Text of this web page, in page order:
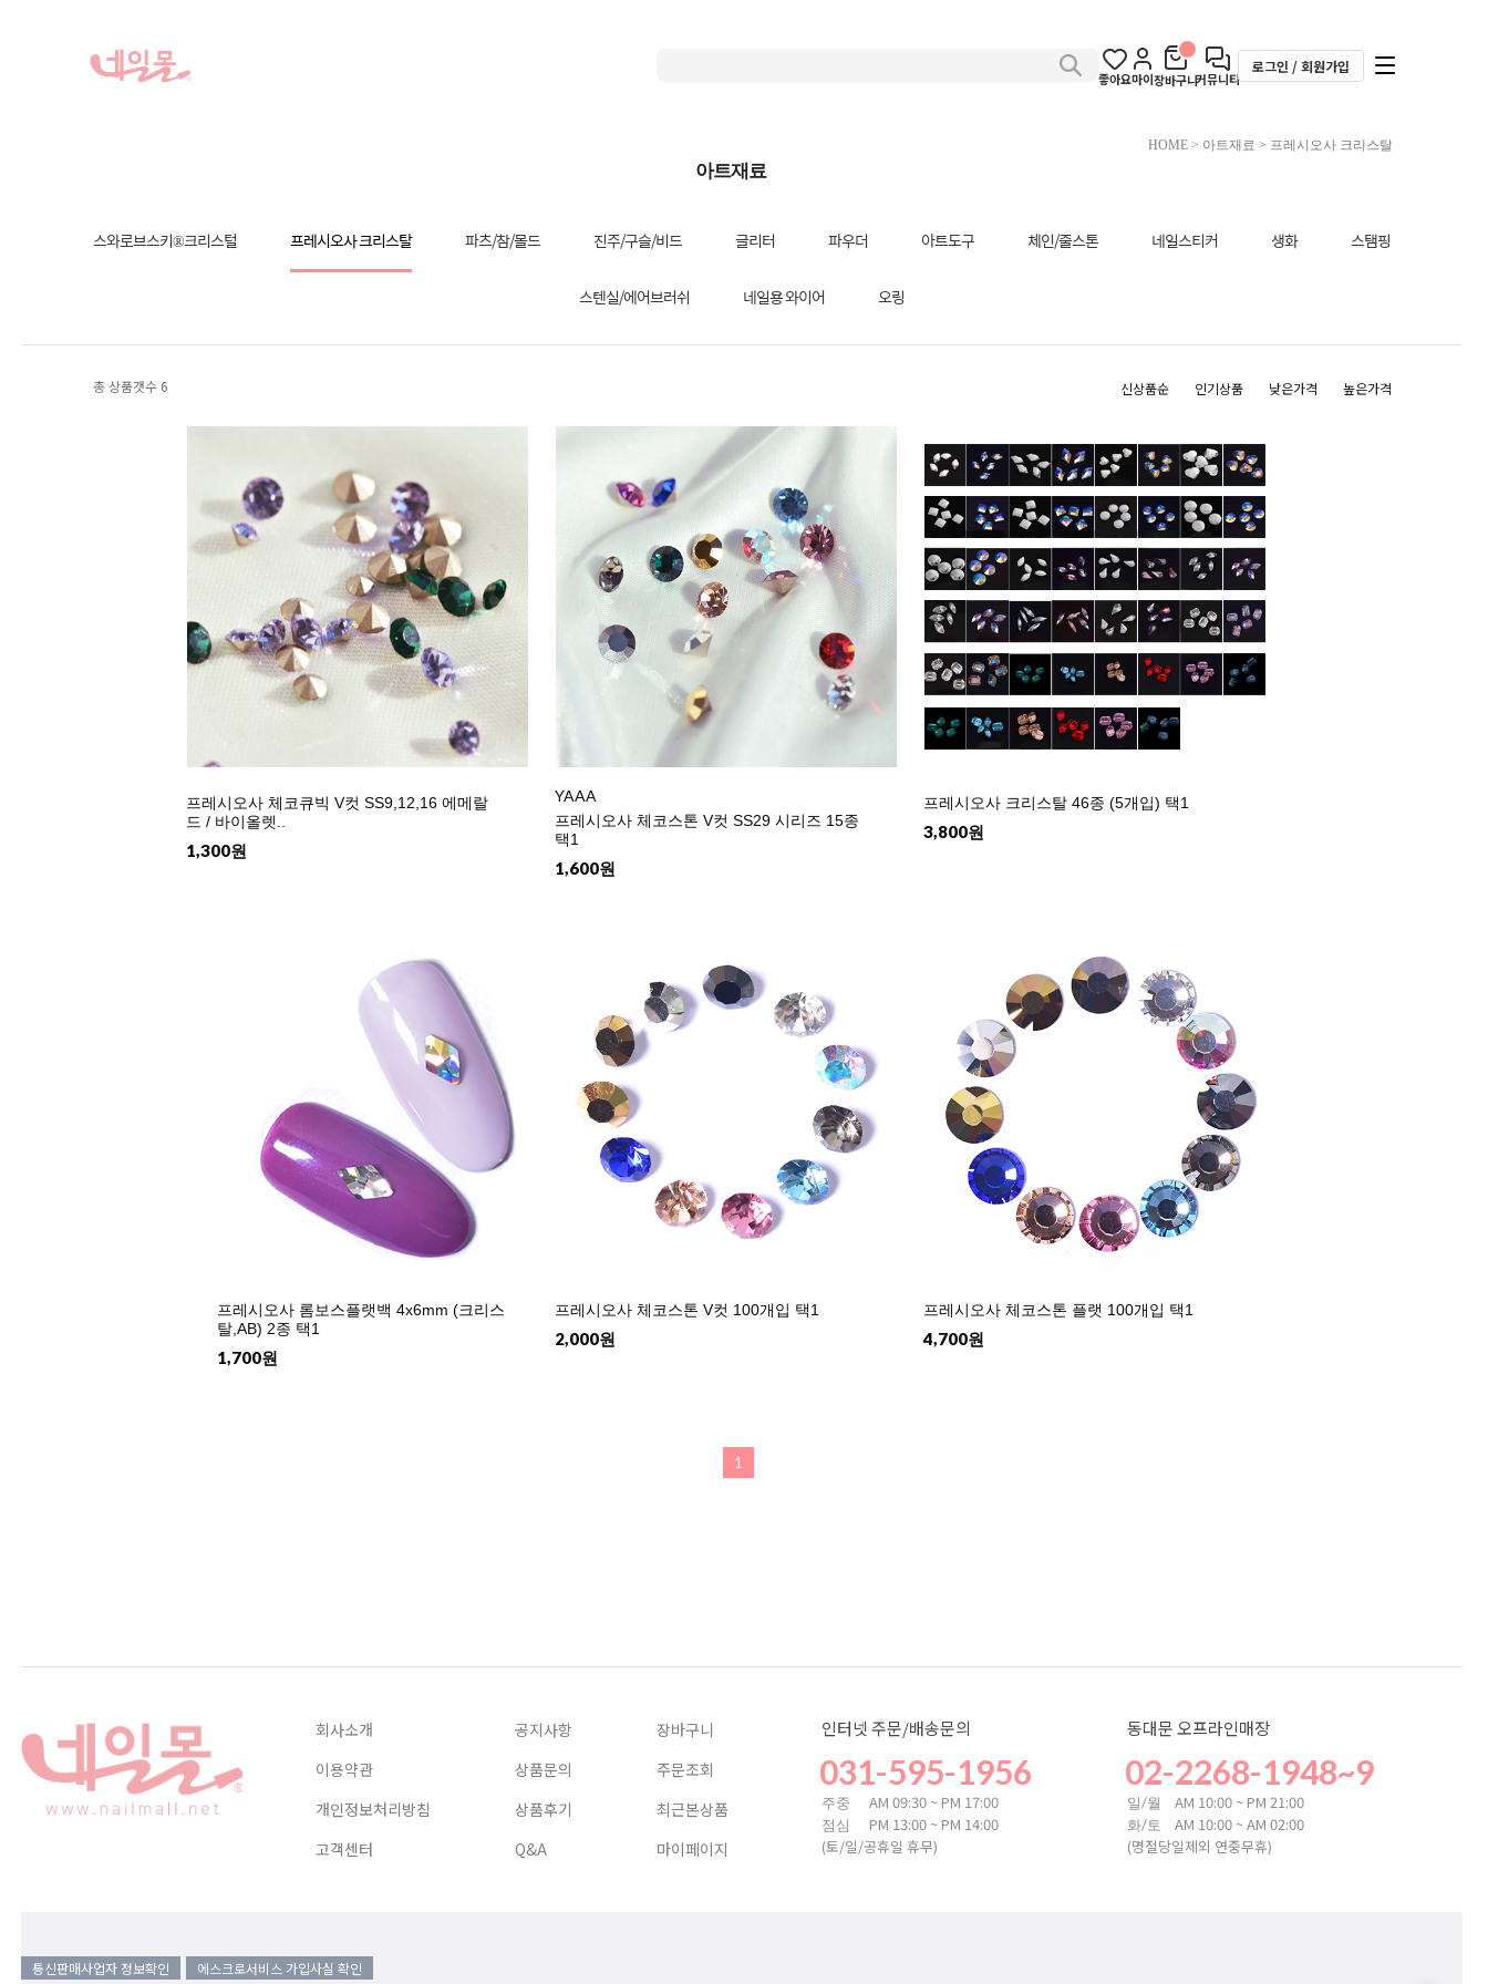
좋아요마이장바구니커뮤니티
로그인 / 회원가입
HOME> 아트재료 > 프레시오사 크리스탈
아트재료
스와로브스키®크리스털 프레시오사 크리스탈 파츠/참/몰드 진주/구슬/비드 글리터 파우더 아트도구 체인/줄스톤 네일스티커 생화 스탬핑
스텐실/에어브러쉬 네일용 와이어 오링
총 상품갯수 6 신상품순 인기상품 낮은가격 높은가격
프레시오사 체코큐빅 V컷 SS9,12,16 에메랄
드 / 바이올렛..
1,300원
YAAA
프레시오사 체코스톤 V컷 SS29 시리즈 15종
택1
1,600원
프레시오사 크리스탈 46종 (5개입) 택1
3,800원
프레시오사 롬보스플랫백 4x6mm (크리스
탈,AB) 2종 택1
1,700원
프레시오사 체코스톤 V컷 100개입 택1
2,000원
프레시오사 체코스톤 플랫 100개입 택1
4,700원
1
회사소개
이용약관
개인정보처리방침
고객센터
공지사항
상품문의
상품후기
Q&A
장바구니
주문조회
최근본상품
마이페이지
인터넷 주문/배송문의
031-595-1956
주중 AM 09:30 ~ PM 17:00
점심
PM 13:00 ~ PM 14:00
(토/일/공휴일 휴무)
동대문 오프라인매장
02-2268-1948~9
일/월 AM 10:00 ~ PM 21:00
화/토
AM 10:00 ~ AM 02:00
(명절당일제외 연중무휴)
통신판매사업자 정보확인 에스크로서비스 가입사실 확인